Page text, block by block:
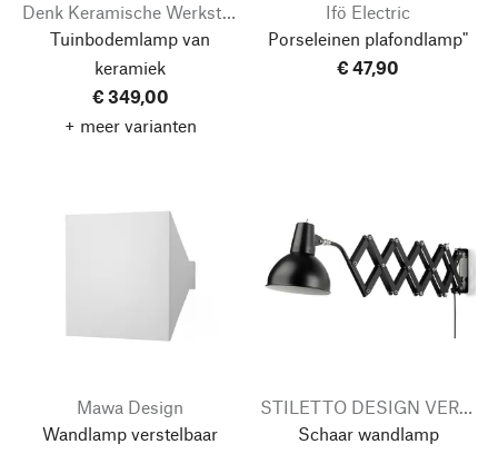
Denk Keramische Werkstätten
Tuinbodemlamp van
keramiek
€ 349,00
+ meer varianten
Ifö Electric
Porseleinen plafondlamp"
€ 47,90
Mawa Design
Wandlamp verstelbaar
STILETTO DESIGN VERTReiB
Schaar wandlamp